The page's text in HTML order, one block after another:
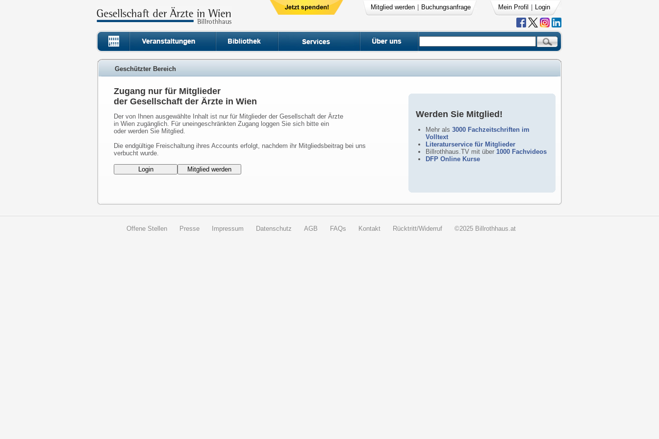
Mitglied werden Buchungsanfrage Mein Profil Login
Geschützter Bereich
Werden Sie Mitglied!
Mehr als 3000 Fachzeitschriften im
Volltext
Literaturservice für Mitglieder
Billrothhaus.TV mit über 1000 Fachvideos
DFP Online Kurse
Zugang nur für Mitglieder
der Gesellschaft der Ärzte in Wien
Der von Ihnen ausgewählte Inhalt ist nur für Mitglieder der Gesellschaft der Ärzte
in Wien zugänglich. Für uneingeschränkten Zugang loggen Sie sich bitte ein
oder werden Sie Mitglied.
Die endgültige Freischaltung ihres Accounts erfolgt, nachdem ihr Mitgliedsbeitrag bei uns
verbucht wurde.
Offene Stellen Presse Impressum Datenschutz AGB FAQs Kontakt Rücktritt/Widerruf ©2025 Billrothhaus.at